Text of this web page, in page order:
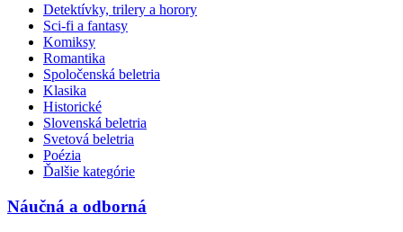
Detektívky, trilery a horory
Sci-fi a fantasy
Komiksy
Romantika
Spoločenská beletria
Klasika
Historické
Slovenská beletria
Svetová beletria
Poézia
Ďalšie kategórie
Náučná a odborná